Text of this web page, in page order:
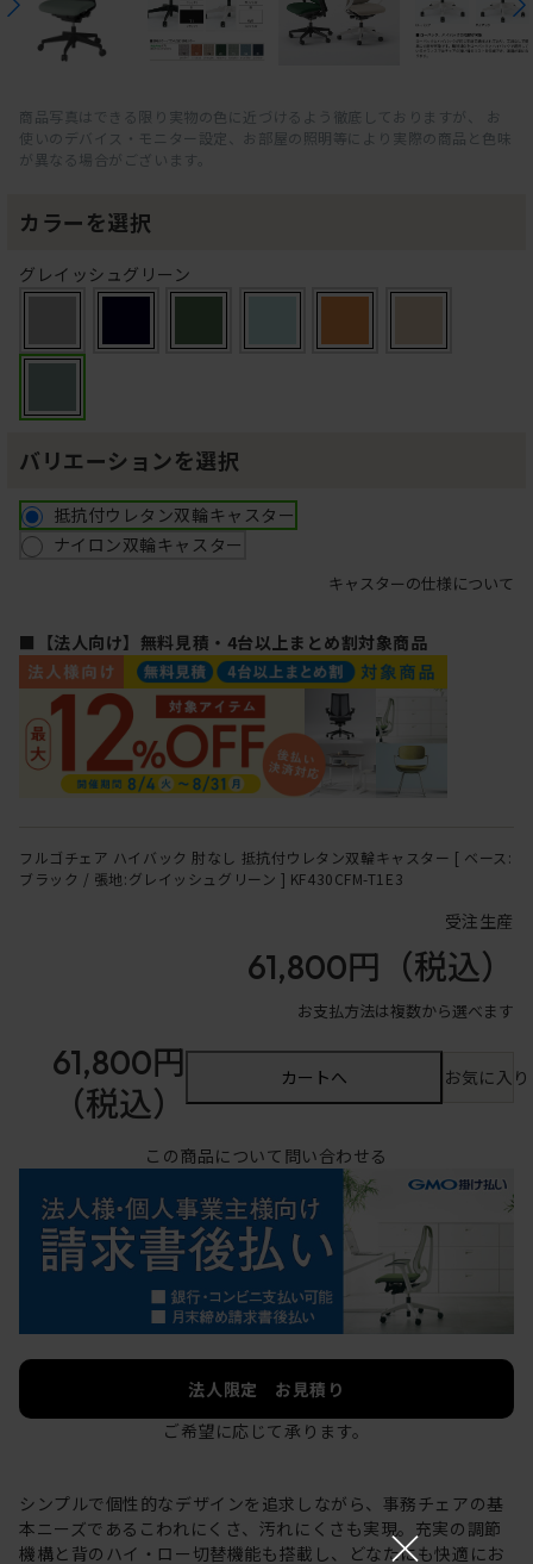
商品写真はできる限り実物の色に近づけるよう徹底しておりますが、 お
使いのデバイス・モニター設定、お部屋の照明等により実際の商品と色味
が異なる場合がございます。
カラーを選択
グレイッシュグリーン
バリエーションを選択
抵抗付ウレタン双輪キャスター
ナイロン双輪キャスター
キャスターの仕様について
■【法人向け】無料見積・4台以上まとめ割対象商品
フルゴチェア ハイバック 肘なし 抵抗付ウレタン双輪キャスター [ ベース:
ブラック / 張地:グレイッシュグリーン ] KF430CFM-T1E3
受注生産
61,800円 （税込）
お支払方法は複数から選べます
61,800円
（税込）
カートへ お気に入
この商品について問い合わせる
法人限定 お見積り
ご希望に応じて承ります。
シンプルで個性的なデザインを追求しながら、事務チェアの基
本ニーズであるこわれにくさ、汚れにくさも実現。充実の調節
機構と背のハイ・ロー切替機能も搭載し、どなたにも快適にお
×